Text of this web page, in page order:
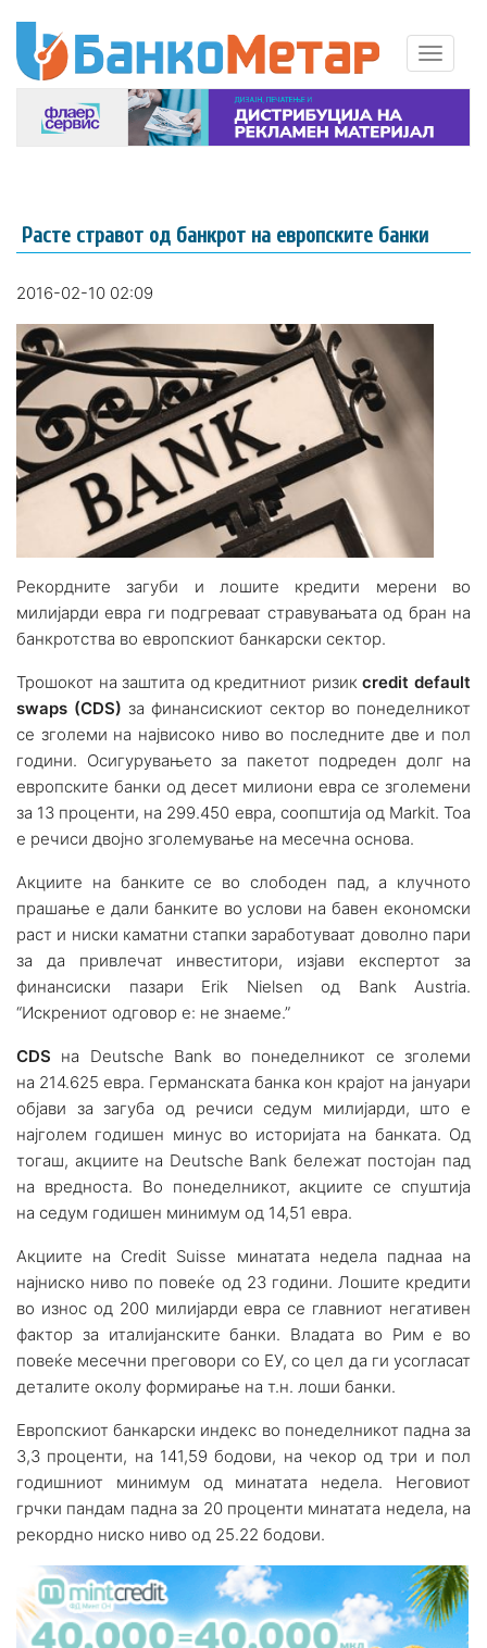
Расте стравот од банкрот на европските банки
2016-02-10 02:09
Рекордните загуби и лошите кредити мерени во
милијарди евра ги подгреваат стравувањата од бран на
банкротства во европскиот банкарски сектор.
Трошокот на заштита од кредитниот ризикcredit default
swaps (CDS) за финансискиот сектор во понеделникот
се зголеми на највисоко ниво во последните две и пол
години. Осигурувањето за пакетот подреден долг на
европските банки од десет милиони евра се зголемени
за 13 проценти, на 299.450 евра, соопштија од Markit. Тоа
е речиси двојно зголемување на месечна основа.
Акциите на банките се во слободен пад, а клучното
прашање е дали банките во услови на бавен економски
раст и ниски каматни стапки заработуваат доволно пари
за да привлечат инвеститори, изјави експертот за
финансиски пазари Erik Nielsen од Bank Austria.
“Искрениот одговор е: не знаеме.”
CDS на Deutsche Bank во понеделникот се зголеми
на 214.625 евра. Германската банка кон крајот на јануари
објави за загуба од речиси седум милијарди, што е
најголем годишен минус во историјата на банката. Од
тогаш, акциите на Deutsche Bank бележат постојан пад
на вредноста. Во понеделникот, акциите се спуштија
на седум годишен минимум од 14,51 евра.
Акциите на Credit Suisse минатата недела паднаа на
најниско ниво по повеќе од 23 години. Лошите кредити
во износ од 200 милијарди евра се главниот негативен
фактор за италијанските банки. Владата во Рим е во
повеќе месечни преговори со ЕУ, со цел да ги усогласат
деталите околу формирање на т.н. лоши банки.
Европскиот банкарски индекс во понеделникот падна за
3,3 проценти, на 141,59 бодови, на чекор од три и пол
годишниот минимум од минатата недела. Неговиот
грчки пандам падна за 20 проценти минатата недела, на
рекордно ниско ниво од 25.22 бодови.